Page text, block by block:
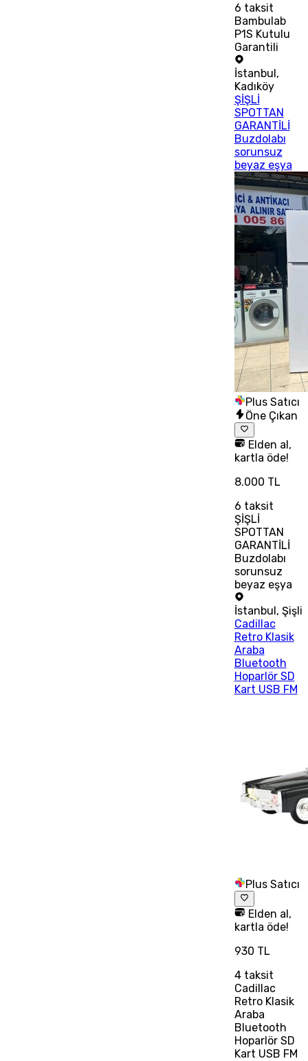
6 taksit
Bambulab
P1S Kutulu
Garantili
İstanbul,
Kadıköy
ŞİŞLİ
SPOTTAN
GARANTİLİ
Buzdolabı
sorunsuz
beyaz eşya
Plus Satıcı
Öne Çıkan
Elden al,
kartla öde!
8.000 TL
6 taksit
ŞİŞLİ
SPOTTAN
GARANTİLİ
Buzdolabı
sorunsuz
beyaz eşya
İstanbul , Şişli
Cadillac
Retro Klasik
Araba
Bluetooth
Hoparlör SD
Kart USB FM
Plus Satıcı
Elden al,
kartla öde!
930 TL
4taksit
Cadillac
Retro Klasik
Araba
Bluetooth
Hoparlör SD
Kart USB FM